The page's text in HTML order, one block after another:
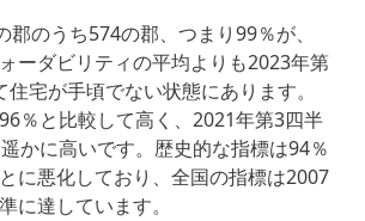
のうち574の郡、つまり99％が、
ーダビリティの平均よりも2023年第
宅が手頃でない状態にあります。
％と比較して高く、2021年第3四半
かに高いです。歴史的な指標は94％
に悪化しており、全国の指標は2007
に達しています。